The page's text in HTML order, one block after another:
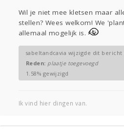
Wil je niet mee kletsen maar
stellen? Wees welkom! We
allemaal mogelijk is.
sabeltandcavia wijzigde dit bericht
Reden: plaatje toegevoegd
1.58% gewijzigd
Ik vind hier dingen van.